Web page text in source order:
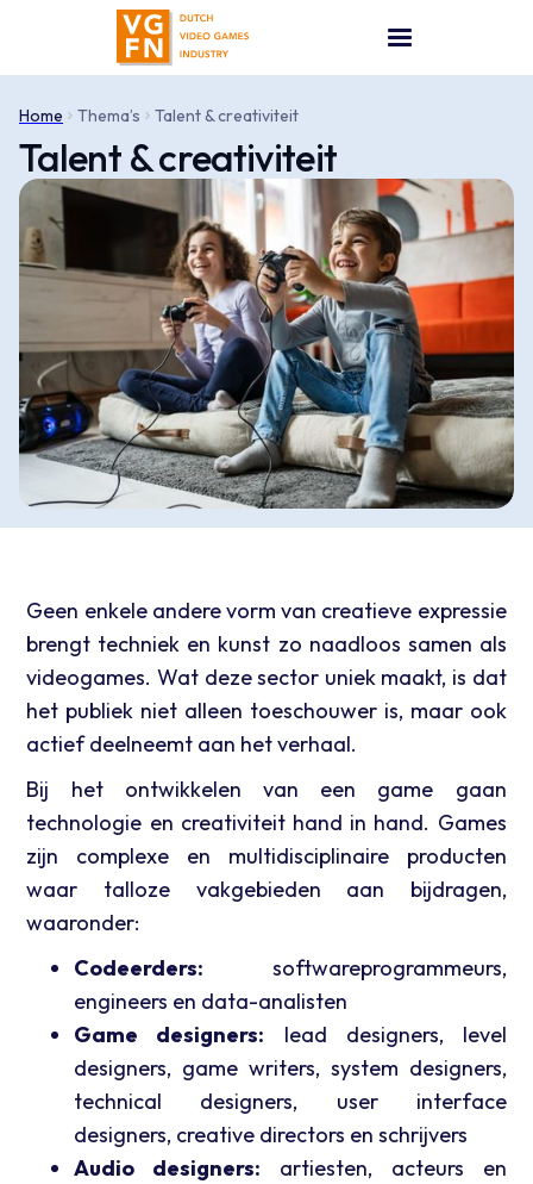
Home Thema’s Talent & creativiteit
Talent & creativiteit
Geen enkele andere vorm van creatieve expressie
brengt techniek en kunst zo naadloos samen als
videogames. Wat deze sector uniek maakt, is dat
het publiek niet alleen toeschouwer is, maar ook
actief deelneemt aan het verhaal.
Bij het ontwikkelen van een game gaan
technologie en creativiteit hand in hand. Games
zijn complexe en multidisciplinaire producten
waar talloze vakgebieden aan bijdragen,
waaronder:
Codeerders: softwareprogrammeurs,
engineers en data-analisten
Game designers: lead designers, level
designers, game writers, system designers,
technical designers, user interface
designers, creative directors en schrijvers
Audio designers: artiesten, acteurs en